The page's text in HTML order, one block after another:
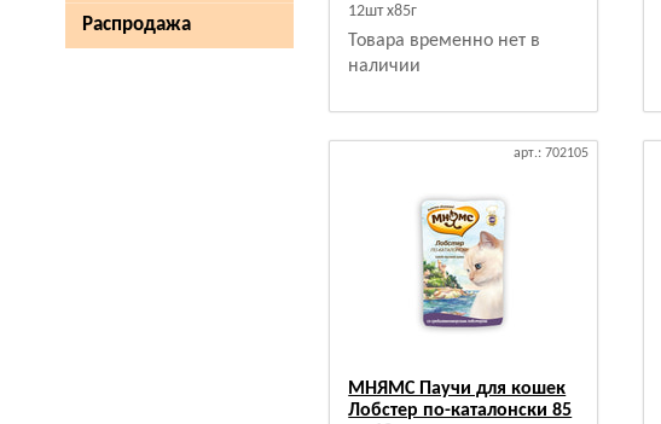
Распродажа
12шт х85г
Товара временно нет в
наличии
арт.: 702105
МНЯМС Паучи для кошек
Лобстер по-каталонски 85